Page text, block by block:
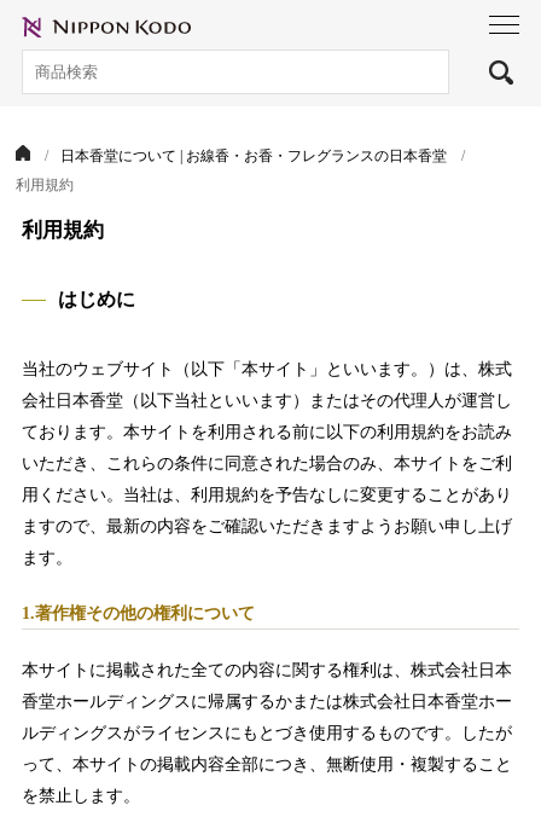
日本香堂について | お線香・お香・フレグランスの日本香堂
利用規約
利用規約
はじめに
当社のウェブサイト（以下「本サイト」といいます。）は、株式
会社日本香堂（以下当社といいます）またはその代理人が運営し
ております。本サイトを利用される前に以下の利用規約をお読み
いただき、これらの条件に同意された場合のみ、本サイトをご利
用ください。当社は、利用規約を予告なしに変更することがあり
ますので、最新の内容をご確認いただきますようお願い申し上げ
ます。
1.著作権その他の権利について
本サイトに掲載された全ての内容に関する権利は、株式会社日本
香堂ホールディングスに帰属するかまたは株式会社日本香堂ホー
ルディングスがライセンスにもとづき使用するものです。したが
って、本サイトの掲載内容全部につき、無断使用・複製すること
を禁止します。